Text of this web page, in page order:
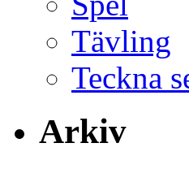
Tävling
Teckna
Arkiv